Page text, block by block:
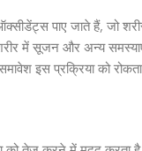
पाए जाते हैं, जो
में सूजन और अन्य
इस प्रक्रिया को